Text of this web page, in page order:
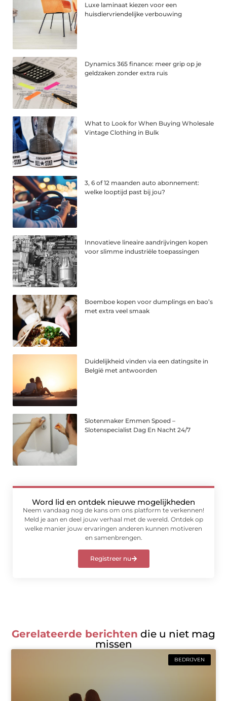
Luxe laminaat kiezen voor een
huisdiervriendelijke verbouwing
Dynamics 365 finance: meer grip op je
geldzaken zonder extra ruis
What to Look for When Buying Wholesale
Vintage Clothing in Bulk
3, 6 of 12 maanden auto abonnement:
welke looptijd past bij jou?
Innovatieve lineaire aandrijvingen kopen
voor slimme industriële toepassingen
Boemboe kopen voor dumplings en bao’s
met extra veel smaak
Duidelijkheid vinden via een datingsite in
België met antwoorden
Slotenmaker Emmen Spoed –
Slotenspecialist Dag En Nacht 24/7
Word lid en ontdek nieuwe mogelijkheden
Neem vandaag nog de kans om ons platform te verkennen!
Meld je aan en deel jouw verhaal met de wereld. Ontdek op
welke manier jouw ervaringen anderen kunnen motiveren
en samenbrengen.
Registreer nu
Gerelateerde berichten die u niet mag
missen
BEDRIJVEN